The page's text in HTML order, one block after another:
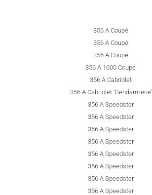
356 A Coupé
356 A Coupé
356 A Coupé
356 A 1600 Coupé
356 A Cabriolet
356 A Cabriolet ‘Gendarmerie’
356 A Speedster
356 A Speedster
356 A Speedster
356 A Speedster
356 A Speedster
356 A Speedster
356 A Speedster
356 A Speedster